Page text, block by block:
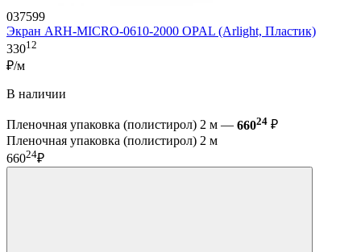
037599
Экран ARH-MICRO-0610-2000 OPAL (Arlight, Пластик)
33012
₽/м
В наличии
Пленочная упаковка (полистирол) 2 м — 66024 ₽
Пленочная упаковка (полистирол) 2 м
66024₽